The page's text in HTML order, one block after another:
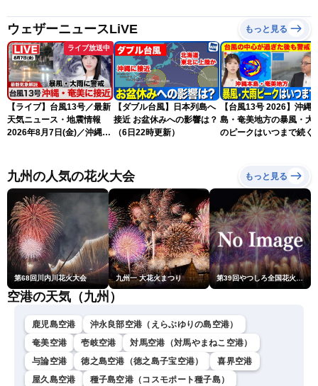
ウェザーニュースLiVE もっと見る
ライブ放送中
【ライブ】台風13号／最新
天気ニュース・地震情報
2026年8月7日(金)／沖縄・
スLiVEモーニング・松本真
央／有賀哲夫〉
【ダブル台風】日本列島へ
接近 お盆休みへの影響は？
（6日22時更新）
【台風13号 2026】沖縄
島・奄美地方の暴風・大
のピークはいつまで続く
九州の人気の花火大会 もっと見る
第68回川内川花火大会 九州一 大花火まつり 第39回やつしろ全国花火競技大会
空港の天気（九州）
鹿児島空港
沖永良部空港（えらぶゆりの島空港）
奄美空港
壱岐空港
対馬空港（対馬やまねこ空港）
与論空港
徳之島空港（徳之島子宝空港）
喜界空港
屋久島空港
種子島空港（コスモポート種子島）